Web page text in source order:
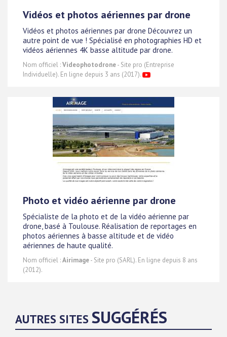
Vidéos et photos aériennes par drone
Vidéos et photos aériennes par drone Découvrez un
autre point de vue ! Spécialisé en photographies HD et
vidéos aériennes 4K basse altitude par drone.
Nom officiel :Videophotodrone- Site pro (Entreprise
Individuelle). En ligne depuis 3 ans (2017).
Photo et vidéo aérienne par drone
Spécialiste de la photo et de la vidéo aérienne par
drone, basé à Toulouse. Réalisation de reportages en
photos aériennes à basse altitude et de vidéo
aériennes de haute qualité.
Nom officiel :Airimage- Site pro (SARL). En ligne depuis 8 ans
(2012).
AUTRES SITES SUGGÉRÉS